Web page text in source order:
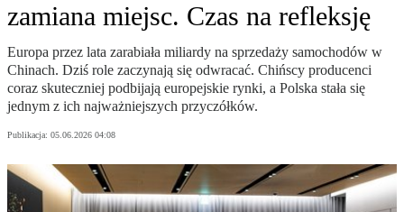
zamiana miejsc. Czas na refleksję
Europa przez lata zarabiała miliardy na sprzedaży samochodów w
Chinach. Dziś role zaczynają się odwracać. Chińscy producenci
coraz skuteczniej podbijają europejskie rynki, a Polska stała się
jednym z ich najważniejszych przyczółków.
Publikacja: 05.06.2026 04:08